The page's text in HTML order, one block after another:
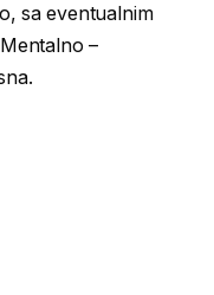
sa eventualnim
–